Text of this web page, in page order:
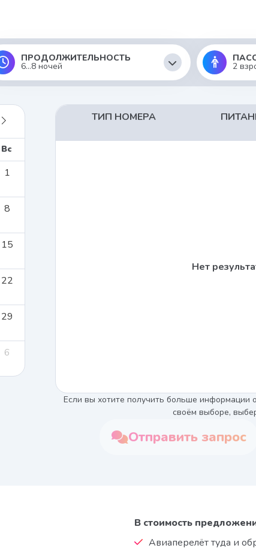
ПРОДОЛЖИТЕЛЬНОСТЬ
6...8 ночей 2
Вс
1
8
15
22
29
6
ТИП НОМЕРА
Нет
Если вы хотите получить больше информации
своём выборе,
Отправить запрос
В стоимость
Авиаперелёт туда и